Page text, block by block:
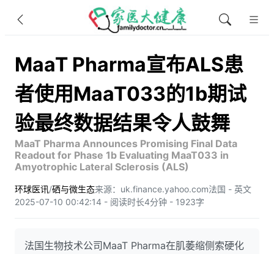
MaaT Pharma宣布ALS患
者使用MaaT033的1b期试
验最终数据结果令人鼓舞
MaaT Pharma Announces Promising Final Data
Readout for Phase 1b Evaluating MaaT033 in
Amyotrophic Lateral Sclerosis (ALS)
环球医讯/硒与微生态来源：uk.finance.yahoo.com法国 - 英文
2025-07-10 00:42:14 - 阅读时长4分钟 - 1923字
法国生物技术公司MaaT Pharma在肌萎缩侧索硬化